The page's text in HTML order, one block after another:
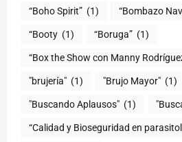
“Boho Spirit” (1) “Bombazo
“Booty (1) “Boruga” (1)
“Box the Show con Manny
"brujería" (1) "Brujo Mayor" (1)
"Buscando Aplausos" (1)